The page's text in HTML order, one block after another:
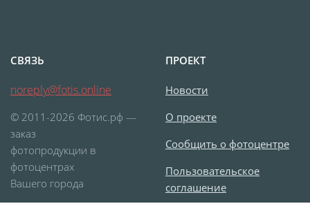
СВЯЗЬ
noreply@fotis.online
© 2011-2026 Фотис.рф —
заказ
фотопродукции в
фотоцентрах
Вашего города
ПРОЕКТ
Новости
О проекте
Сообщить о фотоцентре
Пользовательское
соглашение